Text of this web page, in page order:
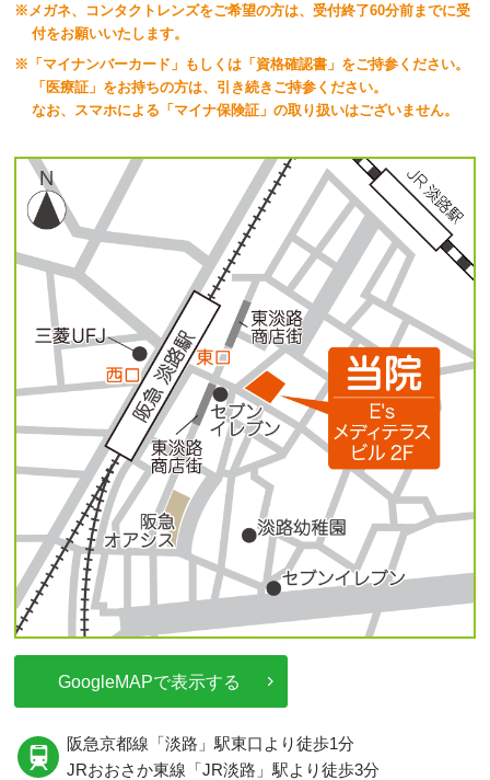
※ メガネ、コンタクトレンズをご希望の方は、受付終了60分前までに受
付をお願いいたします。
※「マイナンバーカード」もしくは「資格確認書」をご持参ください。
「医療証」をお持ちの方は、引き続きご持参ください。
なお、スマホによる「マイナ保険証」の取り扱いはございません。
GoogleMAPで表示する
阪急京都線 「淡路」駅東口より徒歩1分
JRおおさか東線 「JR淡路」駅より徒歩3分